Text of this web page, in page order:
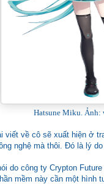
Hatsune Miku. Ảnh:
viết về cô sẽ xuất hiện ở
nghệ mà thôi. Đó là lý
do công ty Crypton
mềm này cần một